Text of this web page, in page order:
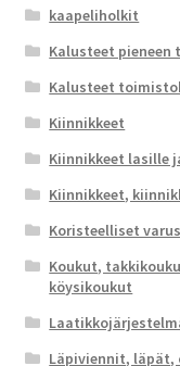
kaapeliholkit
Kalusteet
Kalusteet
Kiinnikkeet
Kiinnikkeet lasille
Kiinnikkeet,
Koristeelliset
Koukut,
köysikoukut
Läpiviennit, läpät,